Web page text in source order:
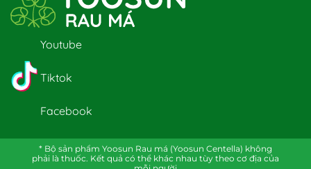
Youtube
Tiktok
Facebook
* Bộ sản phẩm Yoosun Rau má (Yoosun Centella) không
phải là thuốc. Kết quả có thể khác nhau tùy theo cơ địa của